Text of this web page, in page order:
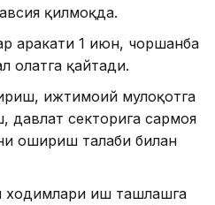
қилмоқда.
ҳаракати 1 июн, чоршанба
ҳолатга қайтади.
ижтимоий мулоқотга
давлат секторига сармоя
ошириш талаби билан
ходимлари иш ташлашга